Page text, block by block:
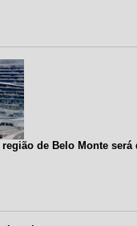
de Belo Monte será